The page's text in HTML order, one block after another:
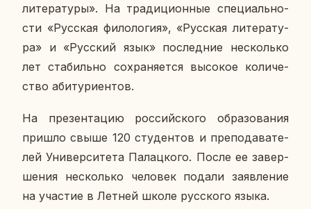
ли­те­ра­ту­ры». На тра­ди­ци­он­ные спе­ци­аль­но­
сти «Рус­ская фи­ло­ло­гия», «Рус­ская ли­те­ра­ту­
ра» и «Рус­ский язык» по­след­ние несколь­ко
лет ста­биль­но со­хра­ня­ет­ся вы­со­кое ко­ли­че­
ство аби­ту­ри­ен­тов.
На пре­зен­та­цию рос­сий­ско­го об­ра­зо­ва­ния
пришло свыше 120 сту­ден­тов и пре­по­да­ва­те­
лей Уни­вер­си­те­та Па­лац­ко­го. После ее за­вер­
ше­ния несколь­ко че­ло­век подали за­яв­ле­ние
на уча­стие в Летней школе рус­ско­го языка.